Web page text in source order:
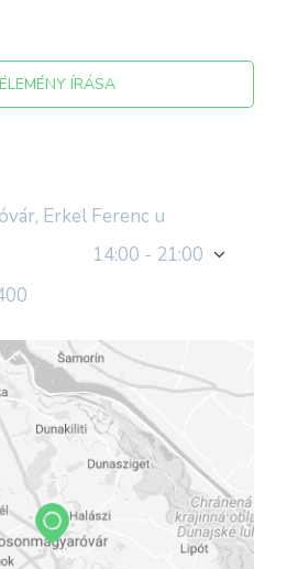
ÍRÁSA
Erkel Ferenc u
14:00 - 21:00